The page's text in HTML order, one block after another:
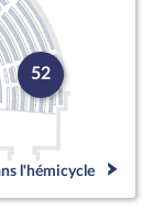
52
l'hémicycle